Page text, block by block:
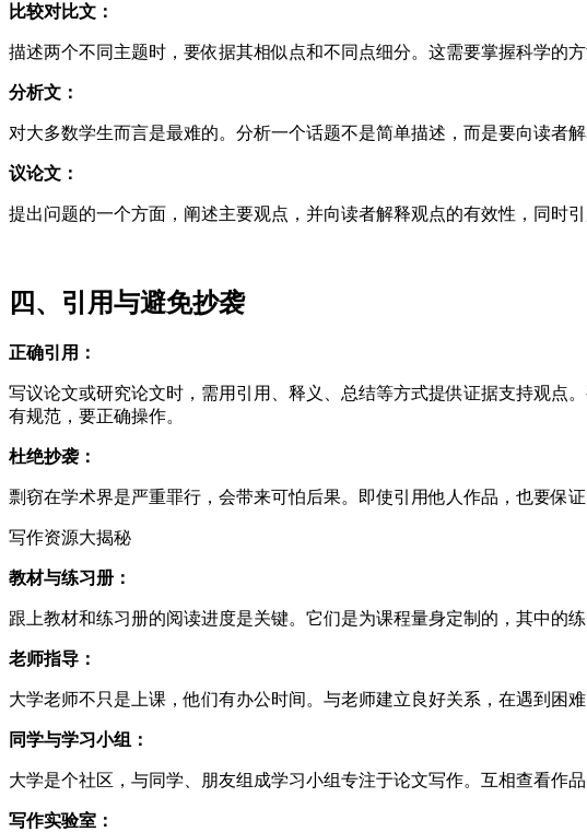
比较对比文：
描述两个不同主题时，要依据其相似点和不同点细分。这需要掌握科学的
分析文：
对大多数学生而言是最难的。分析一个话题不是简单描述，而是要向读者
议论文：
提出问题的一个方面，阐述主要观点，并向读者解释观点的有效性，同时引
四、引用与避免抄袭
正确引用：
写议论文或研究论文时，需用引用、释义、总结等方式提供证据支持观点
有规范，要正确操作。
杜绝抄袭：
剽窃在学术界是严重罪行，会带来可怕后果。即使引用他人作品，也要保
写作资源大揭秘
教材与练习册：
跟上教材和练习册的阅读进度是关键。它们是为课程量身定制的，其中的
老师指导：
大学老师不只是上课，他们有办公时间。与老师建立良好关系，在遇到困
同学与学习小组：
大学是个社区，与同学、朋友组成学习小组专注于论文写作。互相查看作
写作实验室：